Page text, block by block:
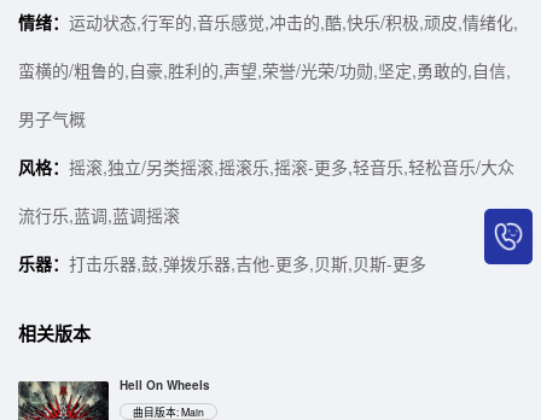
情绪： 运动状态,行军的,音乐感觉,冲击的,酷,快乐/积极,顽皮,情绪化,
蛮横的/粗鲁的,自豪,胜利的,声望,荣誉/光荣/功勋,坚定,勇敢的,自信,
男子气概
风格： 摇滚,独立/另类摇滚,摇滚乐,摇滚-更多,轻音乐,轻松音乐/大众
流行乐,蓝调,蓝调摇滚
乐器： 打击乐器,鼓,弹拨乐器,吉他-更多,贝斯,贝斯-更多
相关版本
Hell On Wheels
曲目版本: Main